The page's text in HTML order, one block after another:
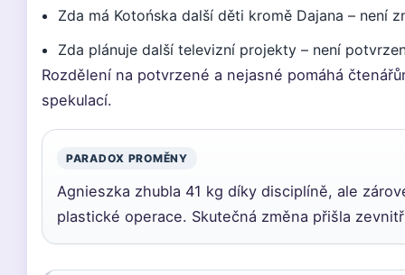
Zda má Kotońska další děti kromě Dajana – není
Zda plánuje další televizní projekty – není
Rozdělení na potvrzené a nejasné pomáhá
spekulací.
PARADOX PROMĚNY
Agnieszka zhubla 41 kg díky disciplíně, ale
plastické operace. Skutečná změna přišla